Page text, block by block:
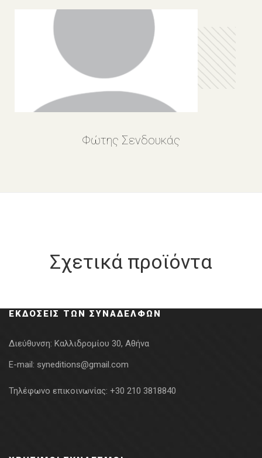
Φώτης Σενδουκάς
Σχετικά προϊόντα
ΕΚΔΌΣΕΙΣ ΤΩΝ ΣΥΝΑΔΈΛΦΩΝ
Διεύθυνση: Καλλιδρομίου 30, Αθήνα
E-mail: syneditions@gmail.com
Τηλέφωνο επικοινωνίας: +30 210 3818840